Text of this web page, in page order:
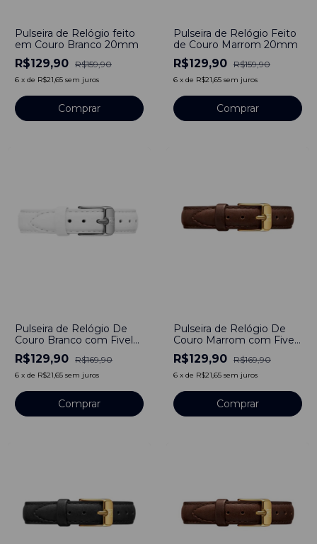
Pulseira de Relógio feito
em Couro Branco 20mm
R$129,90 R$159,90
6 x de R$21,65 sem juros
Comprar
Pulseira de Relógio Feito
de Couro Marrom 20mm
R$129,90 R$159,90
6 x de R$21,65 sem juros
Comprar
Pulseira de Relógio De
Couro Branco com Fivela
em Aço Inoxidável 16mm
R$129,90 R$169,90
6 x de R$21,65 sem juros
Comprar
Pulseira de Relógio De
Couro Marrom com Fivela
em Aço Inoxidável 16mm
R$129,90 R$169,90
6 x de R$21,65 sem juros
Comprar